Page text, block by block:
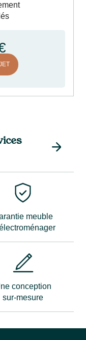
meuble
conception
sur-mesure